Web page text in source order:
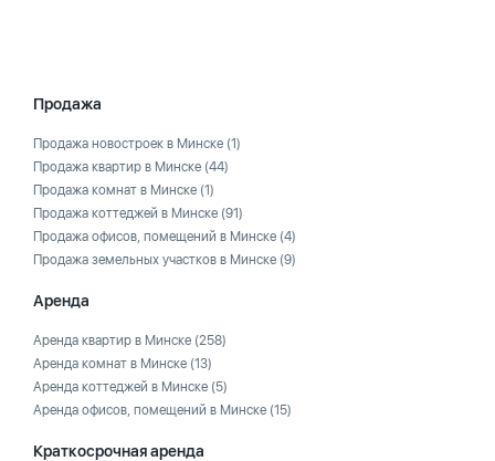
Продажа
Продажа новостроек в Минске (1)
Продажа квартир в Минске (44)
Продажа комнат в Минске (1)
Продажа коттеджей в Минске (91)
Продажа офисов, помещений в Минске (4)
Продажа земельных участков в Минске (9)
Аренда
Аренда квартир в Минске (258)
Аренда комнат в Минске (13)
Аренда коттеджей в Минске (5)
Аренда офисов, помещений в Минске (15)
Краткосрочная аренда